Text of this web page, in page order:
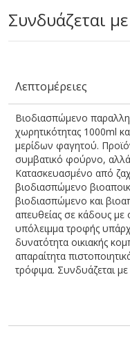
Συνδυάζεται με
Λεπτομέρειες
Βιοδιασπώμενο
χωρητικότητας 1000ml
μερίδων φαγητού.
συμβατικό φούρνο,
Κατασκευασμένο από
βιοδιασπώμενο
βιοδιασπώμενο και
απευθείας σε κάδους με
υπόλειμμα τροφής
δυνατότητα οικιακής
απαραίτητα
τρόφιμα. Συνδυάζεται